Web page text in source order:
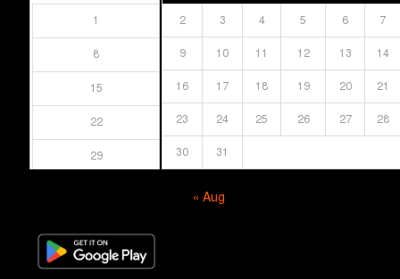
2 3 4 5 6 7
9 10 11 12 13 14
16 17 18 19 20 21
23 24 25 26 27 28
30 31
1
8
15
22
29
« Aug